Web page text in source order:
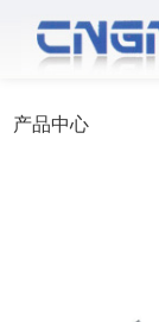
产品中心